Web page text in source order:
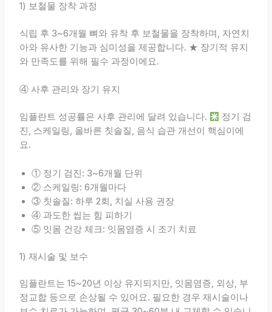
1) 보철물 장착 과정
식립 후 3~6개월 뼈와 유착 후 보철물을 장착하며, 자연치
아와 유사한 기능과 심미성을 제공합니다. ★ 장기적 유지
와 만족도를 위해 필수 과정이에요.
④ 사후 관리와 장기 유지
임플란트 성공률은 사후 관리에 달려 있습니다.
정기 검
진, 스케일링, 올바른 칫솔질, 음식 습관 개선이 핵심이에
요.
① 정기 검진: 3~6개월 단위
② 스케일링: 6개월마다
③ 칫솔질: 하루 2회, 치실 사용 권장
④ 과도한 씹는 힘 피하기
⑤ 잇몸 건강 체크: 잇몸염증 시 조기 치료
1) 재시술 및 보수
임플란트는 15~20년 이상 유지되지만, 잇몸염증, 외상, 부
정교합 등으로 손상될 수 있어요. 필요한 경우 재시술이나